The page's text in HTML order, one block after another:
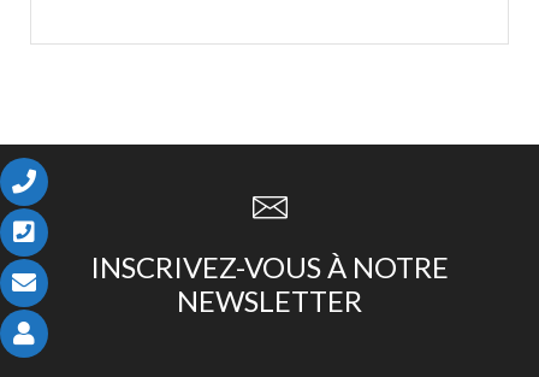
INSCRIVEZ-VOUS À NOTRE
NEWSLETTER